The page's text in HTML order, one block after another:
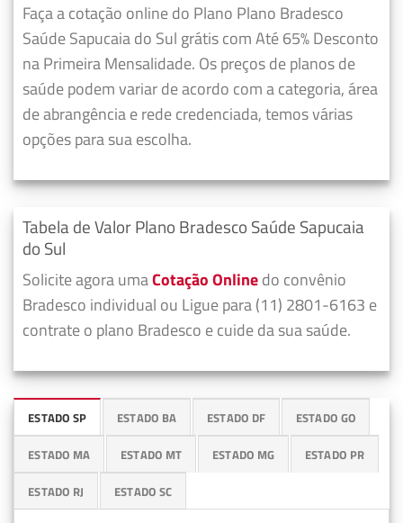
Faça a cotação online do Plano Plano Bradesco
Saúde Sapucaia do Sul grátis com Até 65% Desconto
na Primeira Mensalidade. Os preços de planos de
saúde podem variar de acordo com a categoria, área
de abrangência e rede credenciada, temos várias
opções para sua escolha.
Tabela de Valor Plano Bradesco Saúde Sapucaia
do Sul
Solicite agora umaCotação Onlinedo convênio
Bradesco individual ou Ligue para (11) 2801-6163 e
contrate o plano Bradesco e cuide da sua saúde.
ESTADO SP ESTADO BA ESTADO DF ESTADO GO
ESTADO MA ESTADO MT ESTADO MG ESTADO PR
ESTADO RJ ESTADO SC